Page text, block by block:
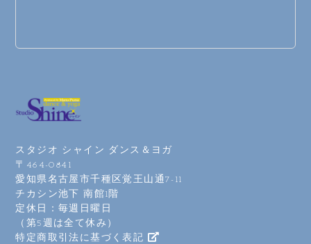
⸻
7/24(金)〜8/31（月）
《スタジオ休館》
・7/29（水）〜7/31（金）
・8/14（金）〜8/17（月）
⸻
ことが
スタジオ シャイン ダンス＆ヨガ
〒464-0841
愛知県名古屋市千種区覚王山通7-11
チカシン池下 南館1階
定休日：毎週日曜日
（第5週は全て休み）
特定商取引法に基づく表記